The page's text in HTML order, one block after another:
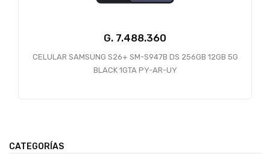
G. 7.488.360
CELULAR SAMSUNG S26+ SM-S947B DS 256GB 12GB 5G
BLACK 1GTA PY-AR-UY
CATEGORÍAS